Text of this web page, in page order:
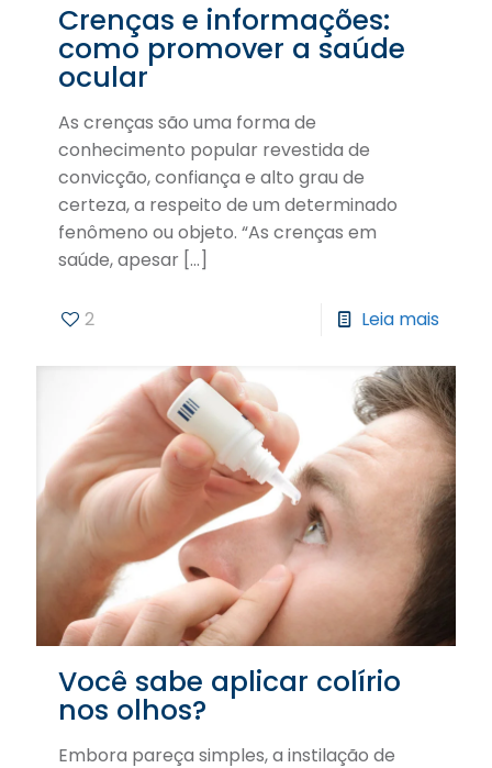
Crenças e informações:
como promover a saúde
ocular
As crenças são uma forma de
conhecimento popular revestida de
convicção, confiança e alto grau de
certeza, a respeito de um determinado
fenômeno ou objeto. “As crenças em
saúde, apesar […]
2 Leia mais
Você sabe aplicar colírio
nos olhos?
Embora pareça simples, a instilação de